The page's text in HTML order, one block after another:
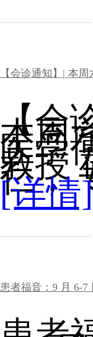
【会诊通知】| 本周
【会
本周
医学
教授
仁，
[详情]
患者福音：9 月 6-7